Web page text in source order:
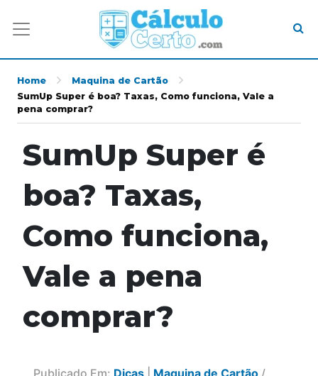
Home
Maquina de Cartão
SumUp Super é boa? Taxas, Como funciona, Vale a
pena comprar?
SumUp Super é
boa? Taxas,
Como funciona,
Vale a pena
comprar?
Publicado Em: Dicas Maquina de Cartão /